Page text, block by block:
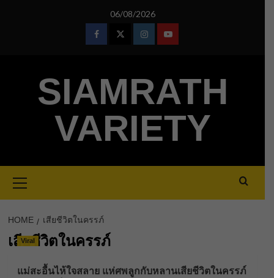
06/08/2026
FacebookTwitterInstagramYoutube
SIAMRATH
VARIETY
Menu
HOME เสียชีวิตในครรภ์
เสียชีวิตในครรภ์
Viral
แม่สะอื้นไห้ใจสลาย แห่ศพลูกกับหลานเสียชีวิตในครรภ์